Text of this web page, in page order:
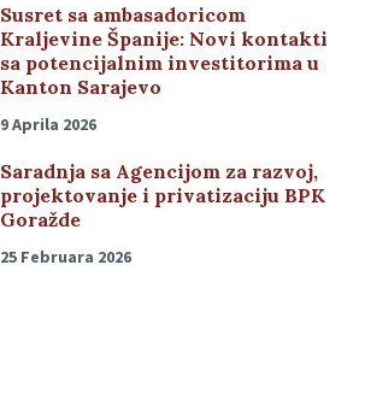
Susret sa ambasadoricom
Kraljevine Španije: Novi kontakti
sa potencijalnim investitorima u
Kanton Sarajevo
9 Aprila 2026
Saradnja sa Agencijom za razvoj,
projektovanje i privatizaciju BPK
Goražde
25 Februara 2026